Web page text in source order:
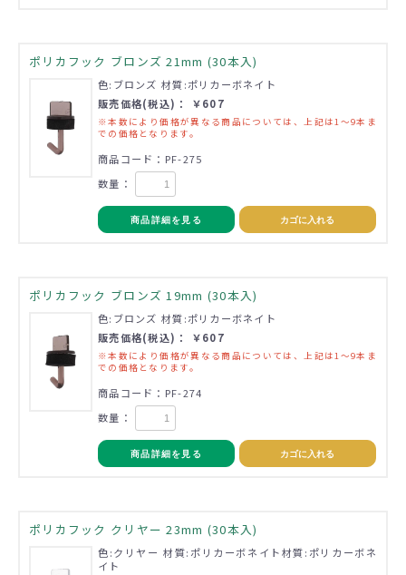
ポリカフック ブロンズ 21mm (30本入)
色:ブロンズ 材質:ポリカーボネイト
販売価格(税込)： ￥607
※本数により価格が異なる商品については、上記は1～9本ま
での価格となります。
商品コード：PF-275
数量：
商品詳細を見る カゴに入れる
ポリカフック ブロンズ 19mm (30本入)
色:ブロンズ 材質:ポリカーボネイト
販売価格(税込)： ￥607
※本数により価格が異なる商品については、上記は1～9本ま
での価格となります。
商品コード：PF-274
数量：
商品詳細を見る カゴに入れる
ポリカフック クリヤー 23mm (30本入)
色:クリヤー 材質:ポリカーボネイト材質:ポリカーボネ
イト